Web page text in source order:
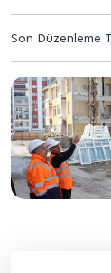
Son Düzenleme